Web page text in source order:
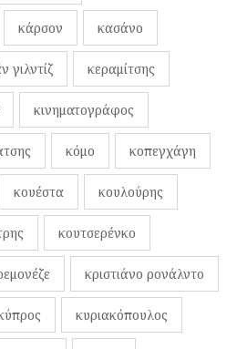
κάρσον κασάνο
γιλντίζ κεραμίτσης
κινηματογράφος
κόμο κοπεγχάγη
κουέστα κουλούρης
κουτσερένκο
κριστιάνο ρονάλντο
κυριακόπουλος